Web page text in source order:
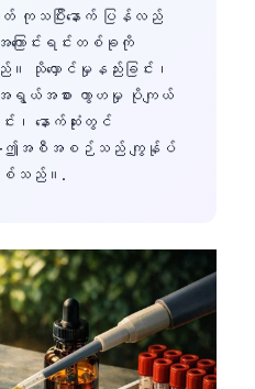
တ် ကုသပြီးနောက် ပြန်လည်
အကြောင်းရင်းတစ်ခုကို
ည်။ သိုလှောင်မှုနည်းခြင်း၊
ရွယ်အစား ကွာဟမှု ပိုကျယ်
င်း၊ နောက်ဆုံးတွင်
င်း—ဤအစီအစဉ်သည် ကျွန်ုပ်
ြစ်သည်။.